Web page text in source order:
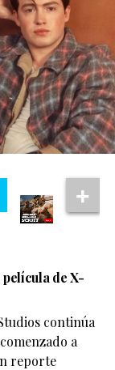
de X-
continúa
a
reporte